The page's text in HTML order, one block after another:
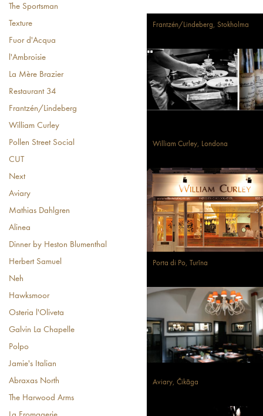
The Sportsman
Texture
Fuor d'Acqua
l'Ambroisie
La Mère Brazier
Restaurant 34
Frantzén/Lindeberg
William Curley
Pollen Street Social
CUT
Next
Aviary
Mathias Dahlgren
Alinea
Dinner by Heston Blumenthal
Herbert Samuel
Neh
Hawksmoor
Osteria l'Oliveta
Galvin La Chapelle
Polpo
Jamie's Italian
Abraxas North
The Harwood Arms
Frantzén/Lindeberg, Stokholma
William Curley, Londona
Porta di Po, Turīna
Aviary, Čikāga